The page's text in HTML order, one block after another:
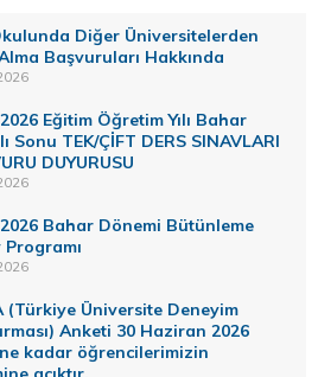
Diğer Üniversitelerden
Başvuruları Hakkında
Eğitim Öğretim Yılı Bahar
Sonu TEK/ÇİFT DERS SINAVLARI
DUYURUSU
Bahar Dönemi Bütünleme
Programı
(Türkiye Üniversite Deneyim
Anketi 30 Haziran 2026
kadar öğrencilerimizin